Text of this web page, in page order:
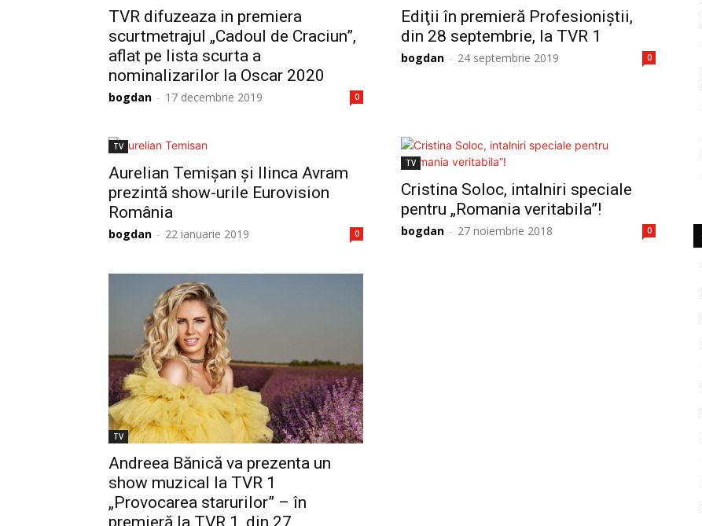
TVR difuzeaza in premiera
scurtmetrajul „Cadoul de Craciun”,
aflat pe lista scurta a
nominalizarilor la Oscar 2020
bogdan - 17 decembrie 2019 0
Ediţii în premieră Profesioniştii,
din 28 septembrie, la TVR 1
bogdan - 24 septembrie 2019 0
TV
Aurelian Temişan şi Ilinca Avram
prezintă show-urile Eurovision
România
bogdan - 22 ianuarie 2019 0
TV
Cristina Soloc, intalniri speciale
pentru „Romania veritabila”!
bogdan - 27 noiembrie 2018 0
TV
Andreea Bănică va prezenta un
show muzical la TVR 1
„Provocarea starurilor” – în